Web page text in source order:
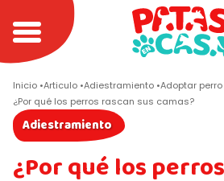
Inicio Articulo Adiestramiento Adoptar perro
¿Por qué los perros rascan sus camas?
Adiestramiento
¿Por qué los